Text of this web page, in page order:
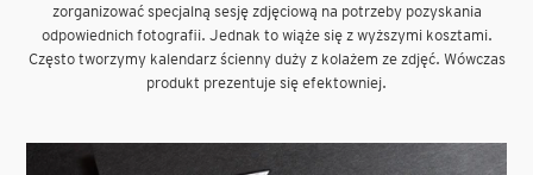
zorganizować specjalną sesję zdjęciową na potrzeby pozyskania
odpowiednich fotografii. Jednak to wiąże się z wyższymi kosztami.
Często tworzymy kalendarz ścienny duży z kolażem ze zdjęć. Wówczas
produkt prezentuje się efektowniej.